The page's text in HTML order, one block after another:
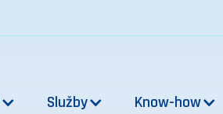
Služby Know-how